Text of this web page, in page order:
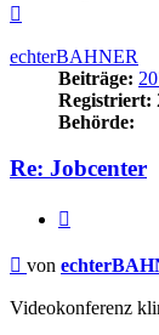
echterBAHNER
Beiträge:
Registriert:
Behörde:
Re: Jobcenter
Beitrag
von
Videokonferenz